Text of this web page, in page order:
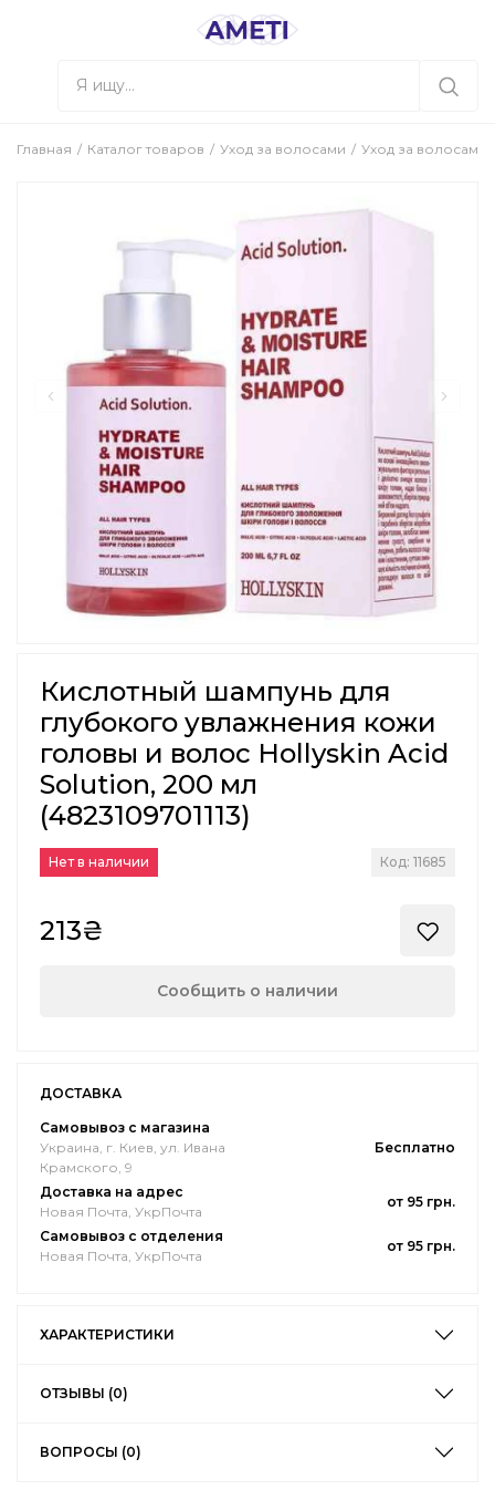
Главная Каталог товаров Уход за волосами Уход за волосами
Кислотный шампунь для
глубокого увлажнения кожи
головы и волос Hollyskin Acid
Solution, 200 мл
(4823109701113)
Нет в наличии Код: 11685
213₴
Сообщить о наличии
ДОСТАВКА
Самовывоз с магазина
Украина, г. Киев, ул. Ивана
Крамского, 9
Бесплатно
Доставка на адрес
Новая Почта, УкрПочта
от 95 грн.
Самовывоз с отделения
Новая Почта, УкрПочта
от 95 грн.
ХАРАКТЕРИСТИКИ
ОТЗЫВЫ (0)
ВОПРОСЫ (0)